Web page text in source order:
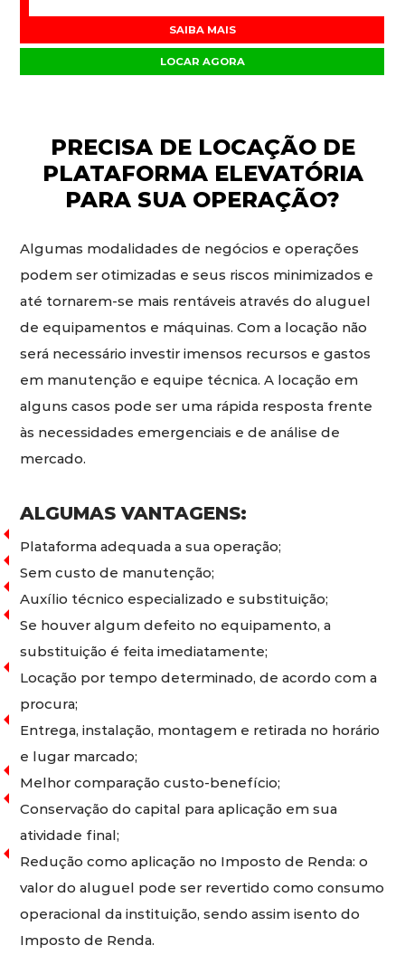
SAIBA MAIS
LOCAR AGORA
PRECISA DE LOCAÇÃO DE
PLATAFORMA ELEVATÓRIA
PARA SUA OPERAÇÃO?
Algumas modalidades de negócios e operações
podem ser otimizadas e seus riscos minimizados e
até tornarem-se mais rentáveis através do aluguel
de equipamentos e máquinas. Com a locação não
será necessário investir imensos recursos e gastos
em manutenção e equipe técnica. A locação em
alguns casos pode ser uma rápida resposta frente
às necessidades emergenciais e de análise de
mercado.
ALGUMAS VANTAGENS:
Plataforma adequada a sua operação;
Sem custo de manutenção;
Auxílio técnico especializado e substituição;
Se houver algum defeito no equipamento, a
substituição é feita imediatamente;
Locação por tempo determinado, de acordo com a
procura;
Entrega, instalação, montagem e retirada no horário
e lugar marcado;
Melhor comparação custo-benefício;
Conservação do capital para aplicação em sua
atividade final;
Redução como aplicação no Imposto de Renda: o
valor do aluguel pode ser revertido como consumo
operacional da instituição, sendo assim isento do
Imposto de Renda.